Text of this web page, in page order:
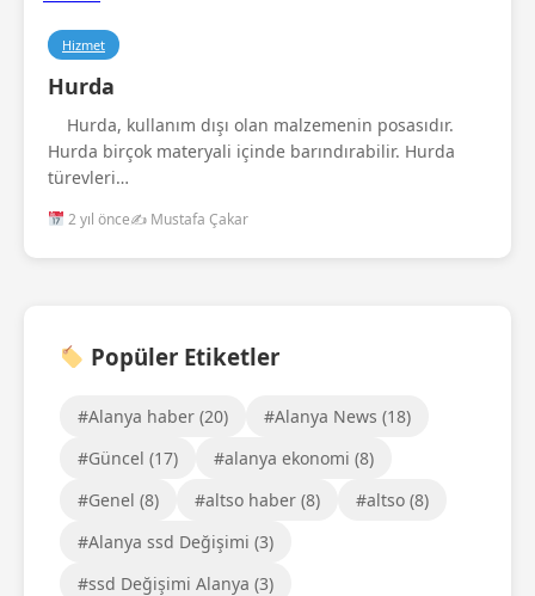
Hizmet
Hurda
Hurda, kullanım dışı olan malzemenin posasıdır.
Hurda birçok materyali içinde barındırabilir. Hurda
türevleri…
2 yıl önce✍️ Mustafa Çakar
Popüler Etiketler
#Alanya haber (20)
#Alanya News (18)
#Güncel (17)
#alanya ekonomi (8)
#Genel (8)
#altso haber (8)
#altso (8)
#Alanya ssd Değişimi (3)
#ssd Değişimi Alanya (3)